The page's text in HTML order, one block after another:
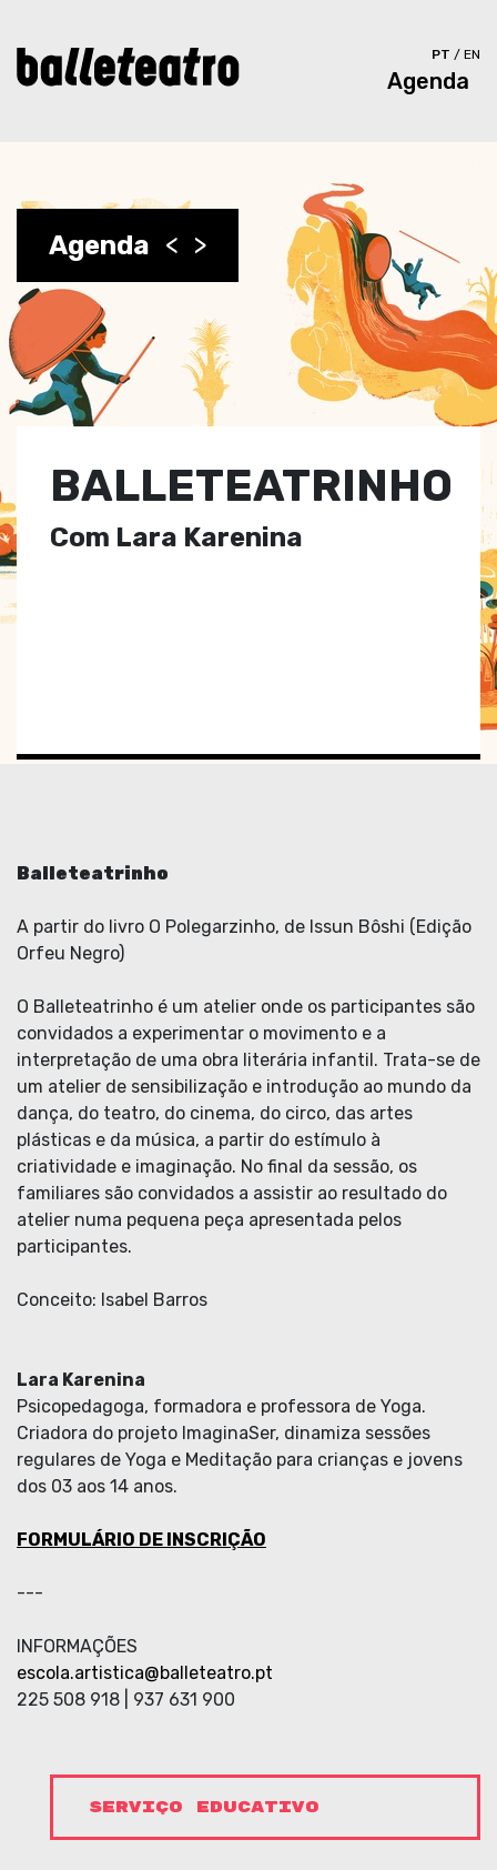
PT / EN
Agenda
Agenda < >
BALLETEATRINHO
Com Lara Karenina
Balleteatrinho
A partir do livro O Polegarzinho, de Issun Bôshi (Edição
Orfeu Negro)
O Balleteatrinho é um atelier onde os participantes são
convidados a experimentar o movimento e a
interpretação de uma obra literária infantil. Trata-se de
um atelier de sensibilização e introdução ao mundo da
dança, do teatro, do cinema, do circo, das artes
plásticas e da música, a partir do estímulo à
criatividade e imaginação. No final da sessão, os
familiares são convidados a assistir ao resultado do
atelier numa pequena peça apresentada pelos
participantes.
Conceito: Isabel Barros
Lara Karenina
Psicopedagoga, formadora e professora de Yoga.
Criadora do projeto ImaginaSer, dinamiza sessões
regulares de Yoga e Meditação para crianças e jovens
dos 03 aos 14 anos.
FORMULÁRIO DE INSCRIÇÃO
---
INFORMAÇÕES
escola.artistica@balleteatro.pt
225 508 918 | 937 631 900
SERVIÇO EDUCATIVO